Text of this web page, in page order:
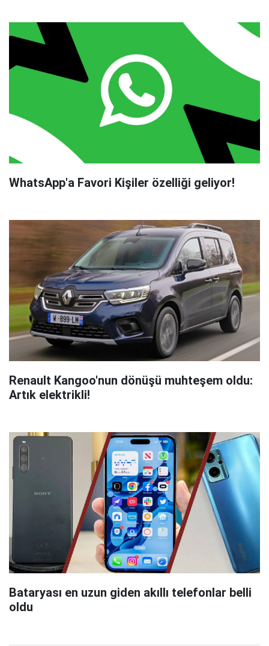
WhatsApp'a Favori Kişiler özelliği geliyor!
Renault Kangoo'nun dönüşü muhteşem oldu:
Artık elektrikli!
Bataryası en uzun giden akıllı telefonlar belli
oldu